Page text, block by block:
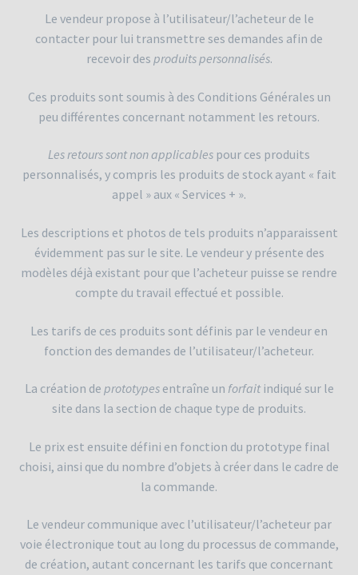
Le vendeur propose à l’utilisateur/l’acheteur de le
contacter pour lui transmettre ses demandes afin de
recevoir des produits personnalisés.
Ces produits sont soumis à des Conditions Générales un
peu différentes concernant notamment les retours.
Les retours sont non applicables pour ces produits
personnalisés, y compris les produits de stock ayant « fait
appel » aux « Services + ».
Les descriptions et photos de tels produits n’apparaissent
évidemment pas sur le site. Le vendeur y présente des
modèles déjà existant pour que l’acheteur puisse se rendre
compte du travail effectué et possible.
Les tarifs de ces produits sont définis par le vendeur en
fonction des demandes de l’utilisateur/l’acheteur.
La création de prototypesentraîne un forfait indiqué sur le
site dans la section de chaque type de produits.
Le prix est ensuite défini en fonction du prototype final
choisi, ainsi que du nombre d’objets à créer dans le cadre de
la commande.
Le vendeur communique avec l’utilisateur/l’acheteur par
voie électronique tout au long du processus de commande,
de création, autant concernant les tarifs que concernant